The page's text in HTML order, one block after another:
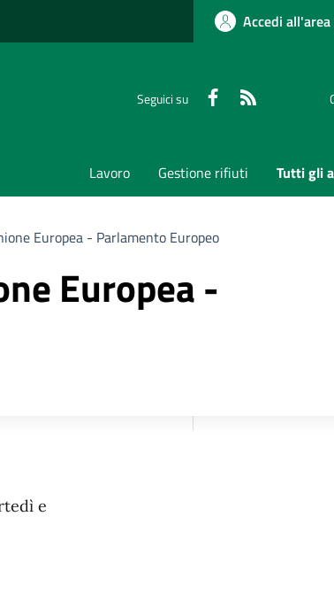
Accedi
Seguici su Faceboook
Lavoro Gestione rifiuti Tutti gli
Europea - Parlamento Europeo
Europea -
e